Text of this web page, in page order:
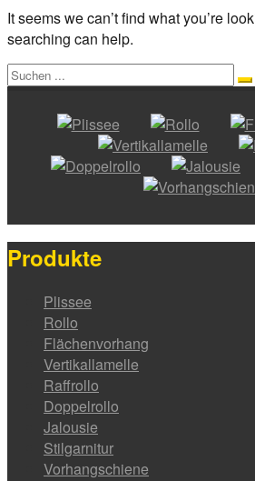
anova
It seems we can’t find what you’re
searching can help.
Search
for:
Produkte
Plissee
Rollo
Flächenvorhang
Vertikallamelle
Raffrollo
Doppelrollo
Jalousie
Stilgarnitur
Vorhangschiene